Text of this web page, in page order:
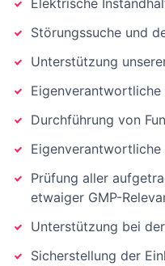
Elektrische
Störungssuche und
Unterstützung
Eigenverantwortliche
Durchführung von
Prüfung aller
etwaiger GMP-
Unterstützung bei
Sicherstellung der